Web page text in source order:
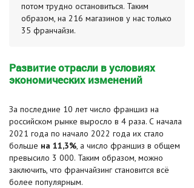
потом трудно остановиться. Таким
образом, на 216 магазинов у нас только
35 франчайзи.
Развитие отрасли в условиях
экономических изменений
За последние 10 лет число франшиз на
российском рынке выросло в 4 раза. С начала
2021 года по начало 2022 года их стало
больше на 11,3%, а число франшиз в общем
превысило 3 000. Таким образом, можно
заключить, что франчайзинг становится всё
более популярным.